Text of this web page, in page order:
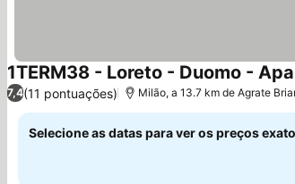
1TERM38 - Loreto - Duomo -
7,4(11 pontuações) Milão, a 13.7 km de Agrate
Selecione as datas para ver os preços